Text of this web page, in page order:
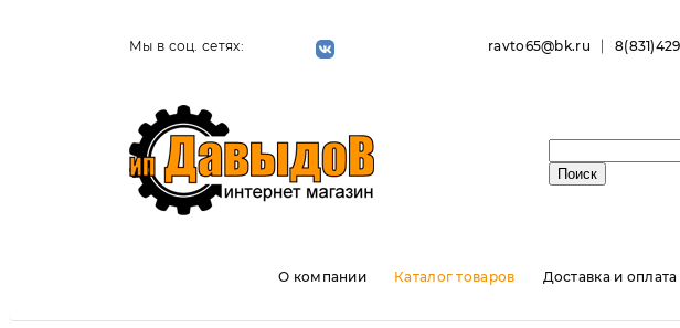
Мы в соц. сетях: ravto65@bk.ru
О компании Каталог товаров Доставка и оплата